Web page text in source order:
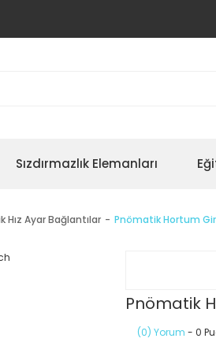
Sızdırmazlık Elemanları
Hız Ayar Bağlantılar Pnömatik Hortum
Pnömatik
(0) Yorum - 0